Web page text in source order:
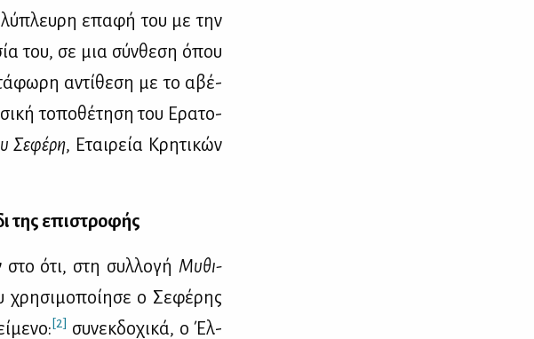
επα­φή του με την
του, σε μια σύν­θε­ση όπου
αντί­θε­ση με το αβέ­
το­πο­θέ­τη­ση του Ερα­το­
Σε­φέ­ρη, Εται­ρεία Κρη­τι­κών
της επι­στρο­φής
ότι, στη συλ­λο­γή Μυ­θι­
χρη­σι­μο­ποί­η­σε ο Σε­φέ­ρης
[2] συ­νεκ­δο­χι­κά, ο Έλ­